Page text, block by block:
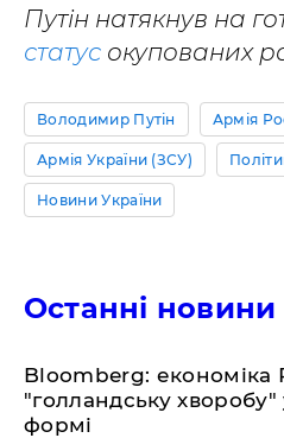
Путін натякнув на
статус окупованих
Володимир Путін Армія
Армія України (ЗСУ)
Новини України
Останні новини
Bloomberg: економіка
"голландську
формі